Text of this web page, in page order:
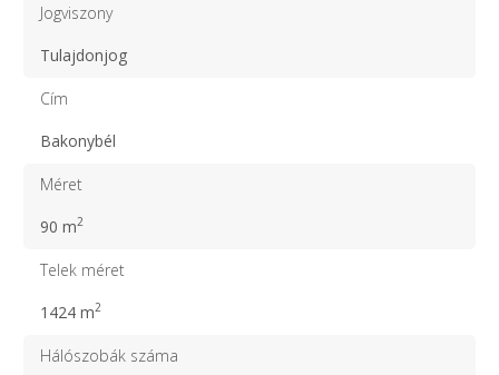
Jogviszony
Tulajdonjog
Cím
Bakonybél
Méret
90 m2
Telek méret
1424 m2
Hálószobák száma